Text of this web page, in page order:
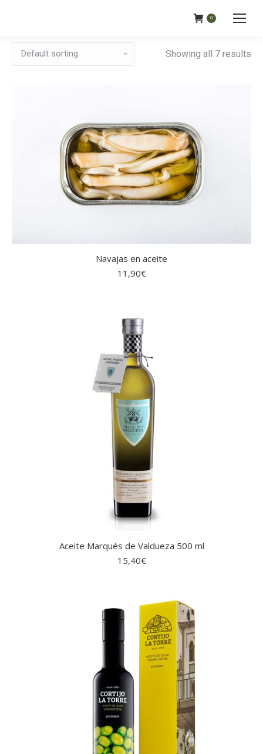
0
Showing all 7 results
Navajas en aceite
11,90€
Aceite Marqués de Valdueza 500 ml
15,40€